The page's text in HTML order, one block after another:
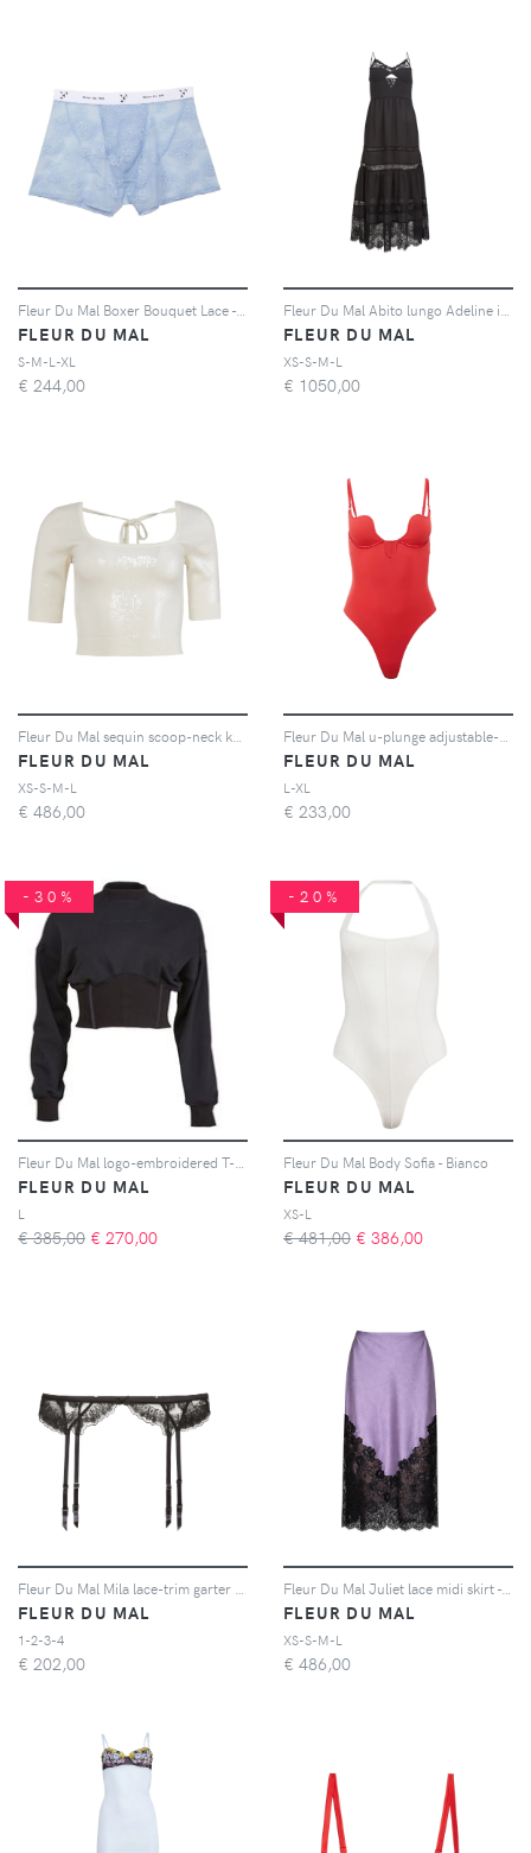
FLEUR DU MAL
S-M-L-XL
€ 244,00
FLEUR DU MAL
XS-S-M-L
€ 1050,00
FLEUR DU MAL
XS-S-M-L
€ 486,00
FLEUR DU MAL
L-XL
€ 233,00
-30%
FLEUR DU MAL
L
€ 385,00 € 270,00
-20%
Fleur Du Mal Body Sofia - Bianco
FLEUR DU MAL
XS-L
€ 481,00 € 386,00
FLEUR DU MAL
1-2-3-4
€ 202,00
FLEUR DU MAL
XS-S-M-L
€ 486,00